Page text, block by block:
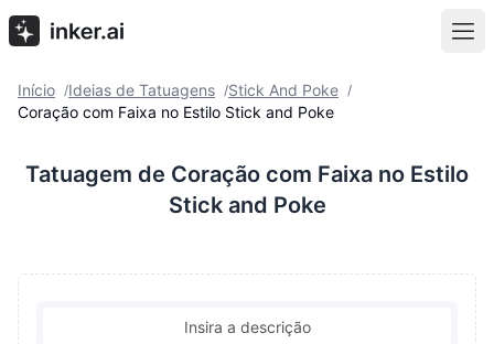
Início /Ideias de Tatuagens /Stick And Poke /
Coração com Faixa no Estilo Stick and Poke
Tatuagem de Coração com Faixa no Estilo
Stick and Poke
Insira a descrição